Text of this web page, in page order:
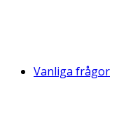
Vanliga frågor